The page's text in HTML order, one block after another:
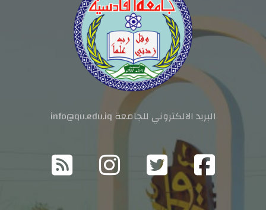
البريد الالكتروني للجامعة info@qu.edu.iq